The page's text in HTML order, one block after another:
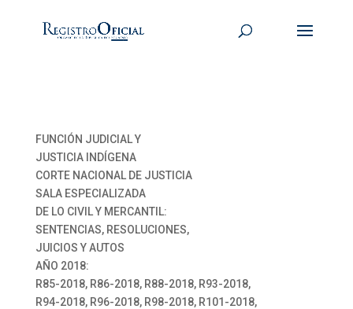
FUNCIÓN JUDICIAL Y
JUSTICIA INDÍGENA
CORTE NACIONAL DE JUSTICIA
SALA ESPECIALIZADA
DE LO CIVIL Y MERCANTIL:
SENTENCIAS, RESOLUCIONES,
JUICIOS Y AUTOS
AÑO 2018:
R85-2018, R86-2018, R88-2018, R93-2018,
R94-2018, R96-2018, R98-2018, R101-2018,